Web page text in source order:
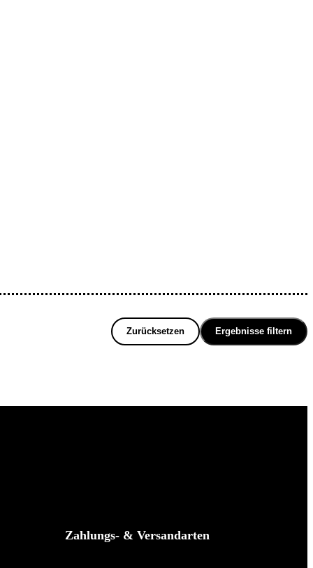
Zurücksetzen Ergebnisse filtern
Zahlungs- & Versandarten